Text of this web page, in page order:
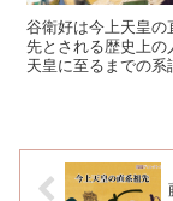
谷衛好は今上天皇の
先とされる歴史上の
天皇に至るまでの系